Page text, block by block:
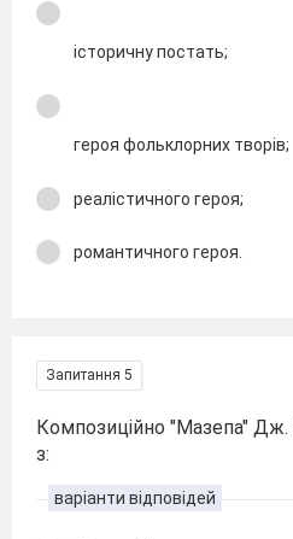
історичну постать;
героя фольклорних творів;
реалістичного героя;
романтичного героя.
Запитання 5
Композиційно "Мазепа" Дж.
з:
варіанти відповідей